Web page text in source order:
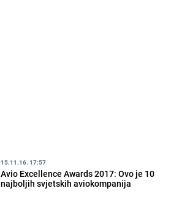
15.11.16. 17:57
Avio Excellence Awards 2017: Ovo je 10
najboljih svjetskih aviokompanija